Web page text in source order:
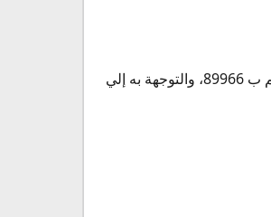
عن طريق إحضار رقم شريحتك التسلسلي، حيث أنه يمكنك أن تجده خلف الشريحة ويبدأ الرقم ب 89966، والتوجهة به إلي